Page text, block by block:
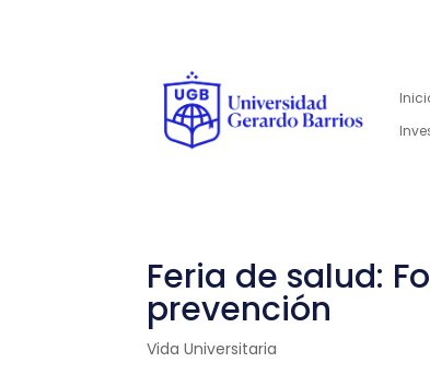
Feria de salud:
prevención
Vida Universitaria